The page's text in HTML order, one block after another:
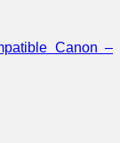
Canon –